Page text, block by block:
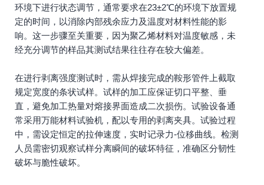
环境下进行状态调节，通常要求在23±2℃的环境下放置规
定的时间，以消除内部残余应力及温度对材料性能的影
响。这一步骤至关重要，因为聚乙烯材料对温度敏感，未
经充分调节的样品其测试结果往往存在较大偏差。
在进行剥离强度测试时，需从焊接完成的鞍形管件上截取
规定宽度的条状试样。试样的加工应保证切口平整、垂
直，避免加工热量对熔接界面造成二次损伤。试验设备通
常采用万能材料试验机，配以专用的剥离夹具。试验过程
中，需设定恒定的拉伸速度，实时记录力-位移曲线。检测
人员需密切观察试样分离瞬间的破坏特征，准确区分韧性
破坏与脆性破坏。